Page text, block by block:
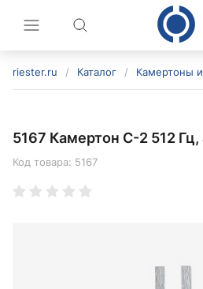
riester.ru / Каталог / Камертоны
5167 Камертон C-2 512
Код товара: 5167
политикой